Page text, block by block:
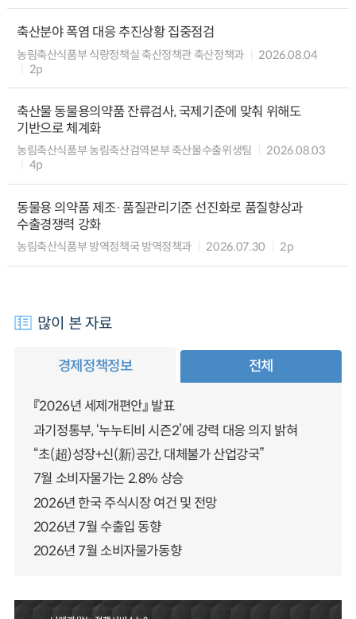
축산분야 폭염 대응 추진상황 집중점검
농림축산식품부 식량정책실 축산정책관 축산정책과
2026.08.04
2p
축산물 동물용의약품 잔류검사, 국제기준에 맞춰 위해도
기반으로 체계화
농림축산식품부 농림축산검역본부 축산물수출위생팀
2026.08.03
4p
동물용 의약품 제조·품질관리기준 선진화로 품질향상과
수출경쟁력 강화
농림축산식품부 방역정책국 방역정책과 2026.07.30 2p
많이 본 자료
경제정책정보 전체
『2026년 세제개편안』 발표
과기정통부, ‘누누티비 시즌2’에 강력 대응 의지 밝혀
“초(超)성장+신(新)공간, 대체불가 산업강국”
7월 소비자물가는 2.8% 상승
2026년 한국 주식시장 여건 및 전망
2026년 7월 수출입 동향
2026년 7월 소비자물가동향